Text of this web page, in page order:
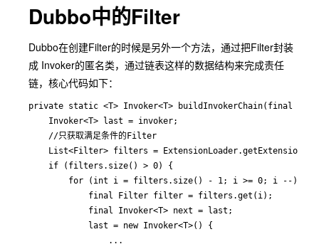
Dubbo中的Filter
Dubbo在创建Filter的时候是另外一个方法，通过把Filter封装
成 Invoker的匿名类，通过链表这样的数据结构来完成责任
链，核心代码如下：
private static <T> Invoker<T> buildInvokerChain(final
    Invoker<T> last = invoker;
    //只获取满足条件的Filter
List<Filter> filters =
    if (filters.size() > 0) {
        for (int i = filters.size() - 1; i >= 0; i --) {
            final Filter filter = filters.get(i);
            final Invoker<T> next = last;
            last = new Invoker<T>() {
                ...